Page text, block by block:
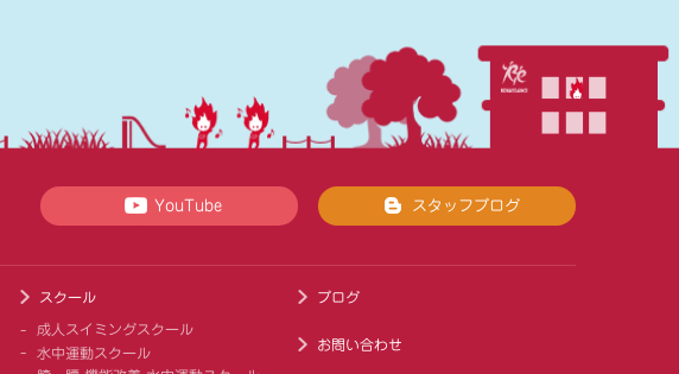
YouTube スタッフブログ
スクール
成人スイミングスクール
水中運動スクール
ブログ
お問い合わせ